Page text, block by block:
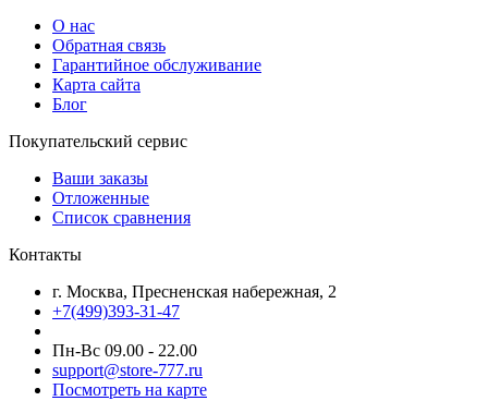
О нас
Обратная связь
Гарантийное обслуживание
Карта сайта
Блог
Покупательский сервис
Ваши заказы
Отложенные
Список сравнения
Контакты
г. Москва, Пресненская набережная, 2
+7(499)393-31-47
Пн-Вс 09.00 - 22.00
support@store-777.ru
Посмотреть на карте